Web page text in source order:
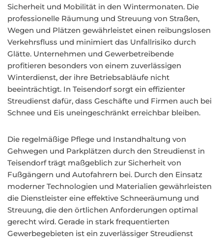
Sicherheit und Mobilität in den Wintermonaten. Die
professionelle Räumung und Streuung von Straßen,
Wegen und Plätzen gewährleistet einen reibungslosen
Verkehrsfluss und minimiert das Unfallrisiko durch
Glätte. Unternehmen und Gewerbetreibende
profitieren besonders von einem zuverlässigen
Winterdienst, der ihre Betriebsabläufe nicht
beeinträchtigt. In Teisendorf sorgt ein effizienter
Streudienst dafür, dass Geschäfte und Firmen auch bei
Schnee und Eis uneingeschränkt erreichbar bleiben.
Die regelmäßige Pflege und Instandhaltung von
Gehwegen und Parkplätzen durch den Streudienst in
Teisendorf trägt maßgeblich zur Sicherheit von
Fußgängern und Autofahrern bei. Durch den Einsatz
moderner Technologien und Materialien gewährleisten
die Dienstleister eine effektive Schneeräumung und
Streuung, die den örtlichen Anforderungen optimal
gerecht wird. Gerade in stark frequentierten
Gewerbegebieten ist ein zuverlässiger Streudienst